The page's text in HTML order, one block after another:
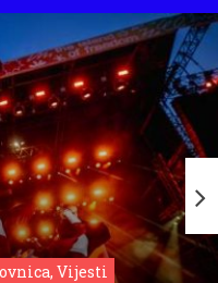
Vijesti